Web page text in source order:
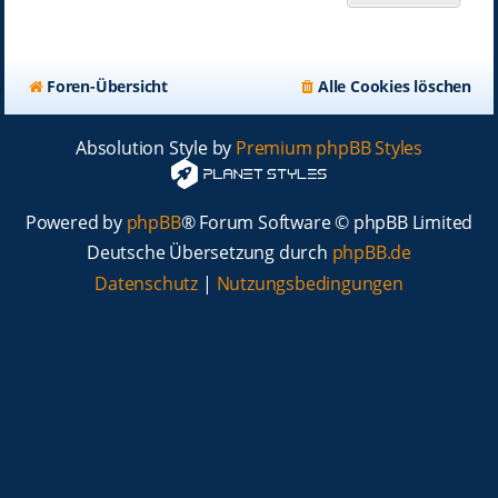
Foren-Übersicht Alle Cookies löschen
Absolution Style by Premium phpBB Styles
Powered by phpBB® Forum Software © phpBB Limited
Deutsche Übersetzung durch phpBB.de
Datenschutz | Nutzungsbedingungen